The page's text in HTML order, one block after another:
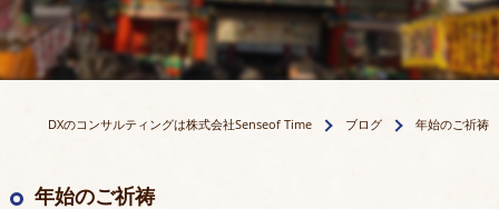
DXのコンサルティングは株式会社Senseof Time ブログ 年始のご祈祷
年始のご祈祷